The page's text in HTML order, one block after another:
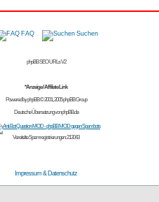
FAQ Suchen
phpBB SEO URLs V2
*Anzeige / Affiliate Link
Powered byphpBB© 2001, 2005 phpBB Group
Deutsche Übersetzung vonphpBB.de
Vereitelte Spamregistrierungen: 213043
Impressum & Datenschutz